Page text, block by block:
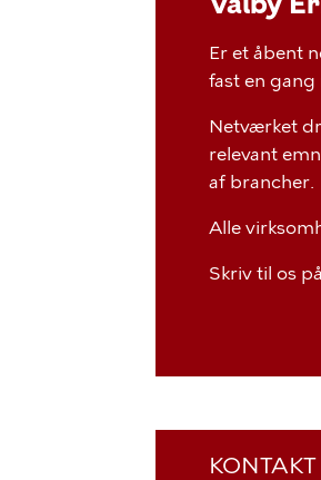
Er et åbent
fast en gang
Netværket
relevant
af brancher.
Alle
Skriv til os på
KONTAKT